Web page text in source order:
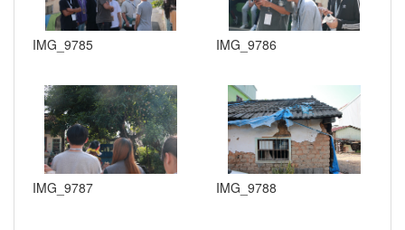
IMG_9785 IMG_9786
IMG_9787 IMG_9788